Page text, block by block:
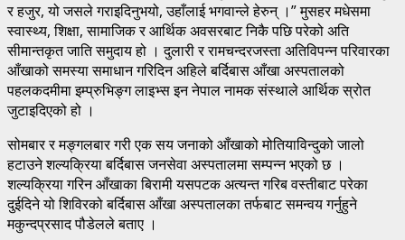
र हजुर, यो जसले गराइदिनुभयो, उहाँलाई भगवान्ले हेरुन् ।” मुसहर मधेसमा
स्वास्थ्य, शिक्षा, सामाजिक र आर्थिक अवसरबाट निकै पछि परेको अति
सीमान्तकृत जाति समुदाय हो । दुलारी र रामचन्दरजस्ता अतिविपन्न परिवारका
आँखाको समस्या समाधान गरिदिन अहिले बर्दिबास आँखा अस्पतालको
पहलकदमीमा इम्प्रुभिङ्ग लाइभ्स इन नेपाल नामक संस्थाले आर्थिक स्रोत
जुटाइदिएको हो ।
सोमबार र मङ्गलबार गरी एक सय जनाको आँखाको मोतियाविन्दुको जालो
हटाउने शल्यक्रिया बर्दिबास जनसेवा अस्पतालमा सम्पन्न भएको छ ।
शल्यक्रिया गरिन आँखाका बिरामी यसपटक अत्यन्त गरिब वस्तीबाट परेका
दुईदिने यो शिविरको बर्दिबास आँखा अस्पतालका तर्फबाट समन्वय गर्नुहुने
मकुन्दप्रसाद पौडेलले बताए ।